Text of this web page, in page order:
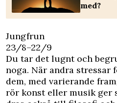
med?
Jungfrun
23/8–22/9
Du tar det lugnt och
noga. När andra stressar
dem, med varierande
rör konst eller musik ger